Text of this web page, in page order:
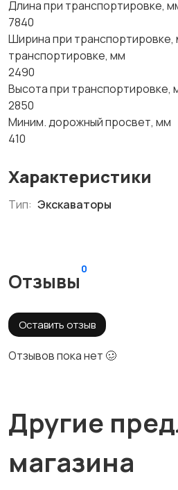
Длина при транспортировке,
7840
Ширина при транспортировке,
транспортировке, мм
2490
Высота при транспортировке,
2850
Миним. дорожный просвет, мм
410
Характеристики
Тип: Экскаваторы
Отзывы
0
Оставить отзыв
Отзывов пока нет 🥴
Другие
магазина